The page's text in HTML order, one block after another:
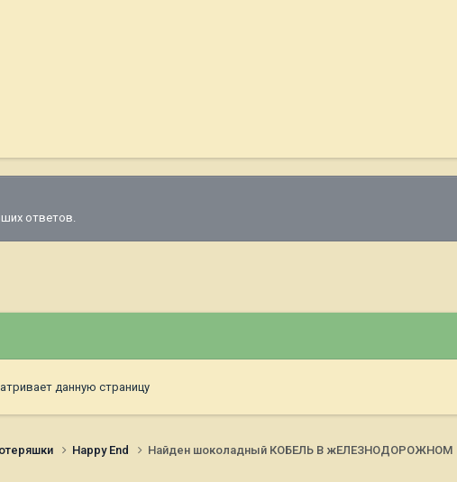
ответов.
данную страницу
Happy End Найден шоколадный КОБЕЛЬ В жЕЛЕЗНОДОРОЖНОМ